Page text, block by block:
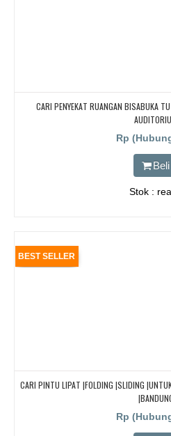
CARI PENYEKAT RUANGAN BISABUKA
Rp
Beli
Stok :
BEST SELLER
CARI PINTU LIPAT |FOLDING |SLIDING
Rp